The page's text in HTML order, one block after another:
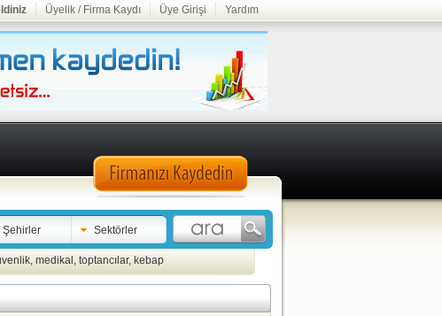
Üyelik / Firma Kaydı Üye Girişi Yardım
Şehirler Sektörler
, medikal , toptancılar, kebap